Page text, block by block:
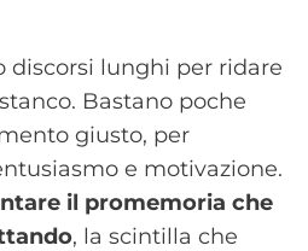
discorsi lunghi per ridare
Bastano poche
giusto, per
e motivazione.
il promemoria che
, la scintilla che